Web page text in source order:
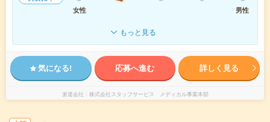
女性
男性
もっと見る
気になる! 応募へ進む 詳しく見る
派遣会社 株式会社スタッフサービス メディカル事業本部